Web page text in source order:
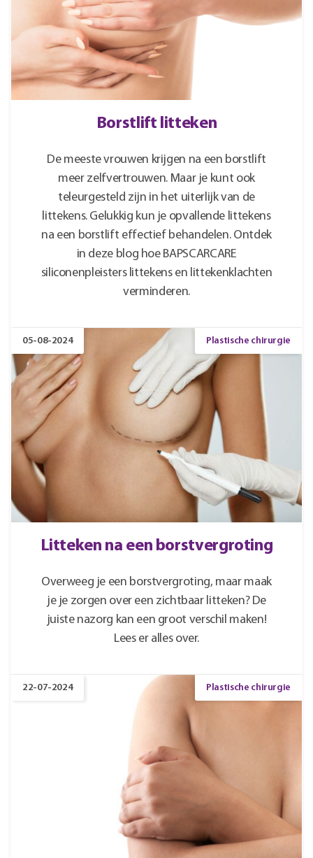
Borstlift litteken
De meeste vrouwen krijgen na een borstlift
meer zelfvertrouwen. Maar je kunt ook
teleurgesteld zijn in het uiterlijk van de
littekens. Gelukkig kun je opvallende littekens
na een borstlift effectief behandelen. Ontdek
in deze blog hoe BAPSCARCARE
siliconenpleisters littekens en littekenklachten
verminderen.
05-08-2024 Plastische chirurgie
Litteken na een borstvergroting
Overweeg je een borstvergroting, maar maak
je je zorgen over een zichtbaar litteken? De
juiste nazorg kan een groot verschil maken!
Lees er alles over.
22-07-2024 Plastische chirurgie